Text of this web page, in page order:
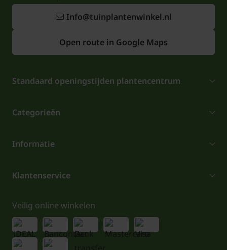
Info@tuinplantenwinkel.nl
Open route in Google Maps
Standaard openingstijden plantencentrum
Categorieën
Informatie
Klantenservice
Veilig online winkelen